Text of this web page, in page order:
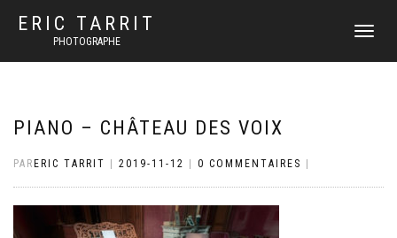
ERIC TARRIT
PHOTOGRAPHE
DÉPLIER
PIANO – CHÂTEAU DES VOIX
PAR ERIC TARRIT 2019-11-12 0 COMMENTAIRES